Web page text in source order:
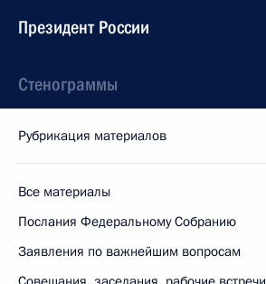
Президент России
Стенограммы
Рубрикация материалов
Все материалы
Послания Федеральному Собранию
Заявления по важнейшим вопросам